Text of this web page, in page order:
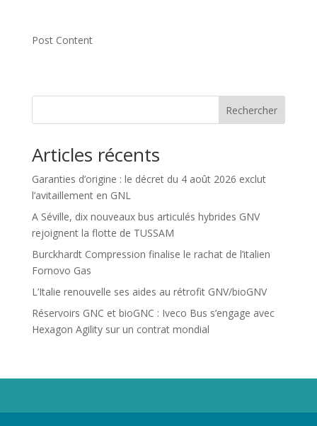
Post Content
Rechercher
Articles récents
Garanties d’origine : le décret du 4 août 2026 exclut
l’avitaillement en GNL
A Séville, dix nouveaux bus articulés hybrides GNV
rejoignent la flotte de TUSSAM
Burckhardt Compression finalise le rachat de l’italien
Fornovo Gas
L’Italie renouvelle ses aides au rétrofit GNV/bioGNV
Réservoirs GNC et bioGNC : Iveco Bus s’engage avec
Hexagon Agility sur un contrat mondial
Propriété de Territoire d'Energie Lot-et-Garonne. Voir